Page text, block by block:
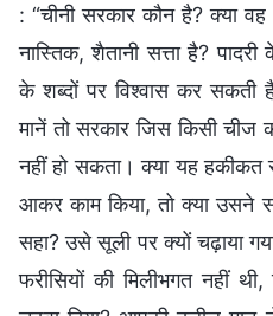
: “चीनी सरकार कौन है? क्या
नास्तिक, शैतानी सत्ता है?
के शब्दों पर विश्वास कर सकती
मानें तो सरकार जिस किसी चीज
नहीं हो सकता। क्या यह
आकर काम किया, तो क्या उसने
सहा? उसे सूली पर क्यों चढ़ाया
फरीसियों की मिलीभगत नहीं